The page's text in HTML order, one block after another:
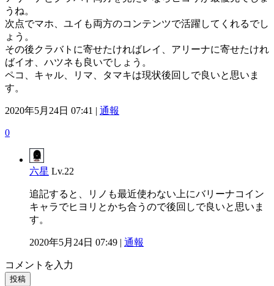
うね。
次点でマホ、ユイも両方のコンテンツで活躍してくれるでし
ょう。
その後クラバトに寄せたければレイ、アリーナに寄せたけれ
ばイオ、ハツネも良いでしょう。
ペコ、キャル、リマ、タマキは現状後回しで良いと思いま
す。
2020年5月24日 07:41 | 通報
0
六星 Lv.22
追記すると、リノも最近使わない上にバリーナコイン
キャラでヒヨリとかち合うので後回しで良いと思いま
す。
2020年5月24日 07:49 | 通報
コメントを入力
投稿